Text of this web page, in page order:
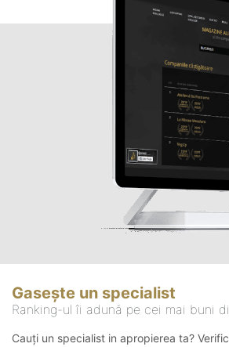
Gasește un specialist
Ranking-ul îi adună pe cei mai buni
Cauți un specialist in apropierea ta?